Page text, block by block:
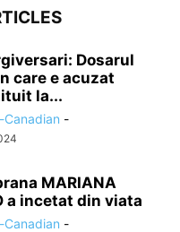
Dosarul
care e acuzat
la...
-
MARIANA
a incetat din viata
-